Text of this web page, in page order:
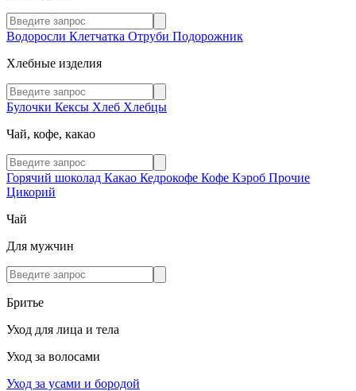
Водоросли Клетчатка Отруби Подорожник
Хлебные изделия
Булочки Кексы Хлеб Хлебцы
Чай, кофе, какао
Горячий шоколад Какао Кедрокофе Кофе Кэроб Прочие
Цикорий
Чай
Для мужчин
Бритье
Уход для лица и тела
Уход за волосами
Уход за усами и бородой